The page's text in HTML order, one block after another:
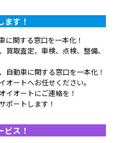
す！
に関する窓口を一本化！
取査定、車検、点検、整備、
自動車に関する窓口を一本化！
オートへお任せください。
イオートにご連絡を！
ポートします！
ス！